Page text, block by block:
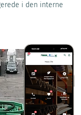
i den interne